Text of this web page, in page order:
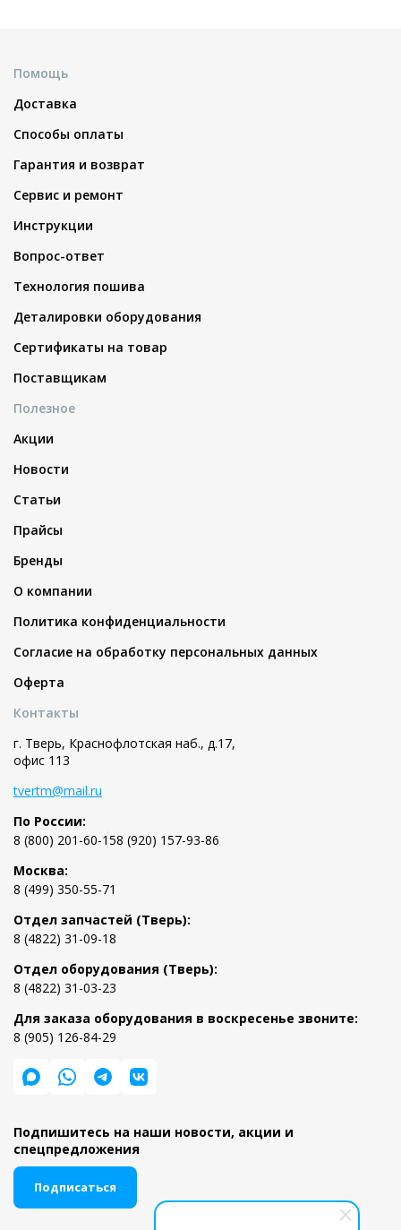
Помощь
Доставка
Способы оплаты
Гарантия и возврат
Сервис и ремонт
Инструкции
Вопрос-ответ
Технология пошива
Деталировки оборудования
Сертификаты на товар
Поставщикам
Полезное
Акции
Новости
Статьи
Прайсы
Бренды
О компании
Политика конфиденциальности
Согласие на обработку персональных данных
Оферта
Контакты
г. Тверь, Краснофлотская наб., д.17,
офис 113
tvertm@mail.ru
По России:
8 (800) 201-60-158 (920) 157-93-86
Москва:
8 (499) 350-55-71
Отдел запчастей (Тверь):
8 (4822) 31-09-18
Отдел оборудования (Тверь):
8 (4822) 31-03-23
Для заказа оборудования в воскресенье звоните:
8 (905) 126-84-29
Подпишитесь на наши новости, акции и
спецпредложения
Подписаться